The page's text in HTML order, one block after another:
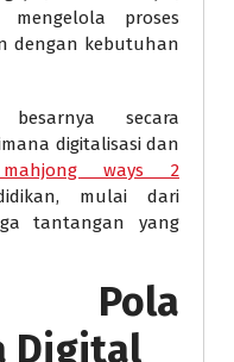
proses
dengan kebutuhan
secara
digitalisasi dan
ways 2
mulai dari
tantangan yang
Pola
Digital